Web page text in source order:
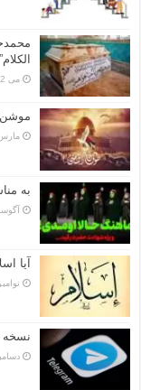
الکلام”
می 2, 2024
مارس 30,
به
آگوست 22,
آیا
نوامبر 17, 2022
نسخه
دسامبر 27,